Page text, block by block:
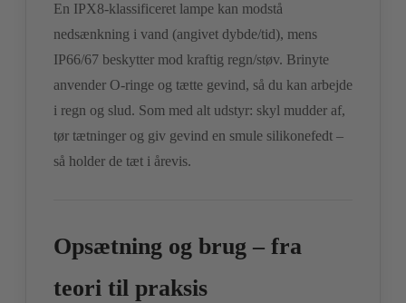
En IPX8-klassificeret lampe kan modstå
nedsænkning i vand (angivet dybde/tid), mens
IP66/67 beskytter mod kraftig regn/støv. Brinyte
anvender O-ringe og tætte gevind, så du kan arbejde
i regn og slud. Som med alt udstyr: skyl mudder af,
tør tætninger og giv gevind en smule silikonefedt –
så holder de tæt i årevis.
Opsætning og brug – fra
teori til praksis